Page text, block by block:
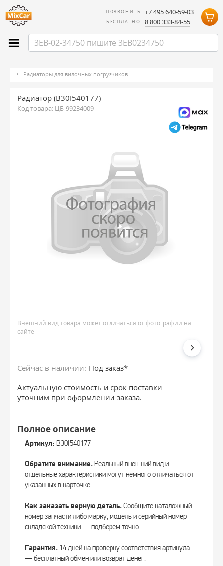
ПОЗВОНИТЬ: +7 495 640-59-03
БЕСПЛАТНО: 8 800 333-84-55
Радиаторы для вилочных погрузчиков
Радиатор (B30I540177)
Код товара: ЦБ-99234009
Внешний вид товара может отличаться от фотографии на
сайте
Сейчас в наличии: Под заказ*
Актуальную стоимость и срок поставки
уточним при оформлении заказа.
Полное описание
Артикул: B30I540177
Обратите внимание.Реальный внешний вид и
отдельные характеристики могут немного отличаться от
указанных в карточке.
Как заказать верную деталь.Сообщите каталожный
номер запчасти либо марку, модель и серийный номер
складской техники — подберём точно.
Гарантия. 14 дней на проверку соответствия артикула
— бесплатный обмен или возврат денег.